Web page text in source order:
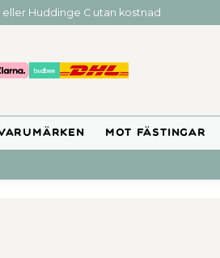
Huddinge C utan kostnad
MOT FÄSTINGAR